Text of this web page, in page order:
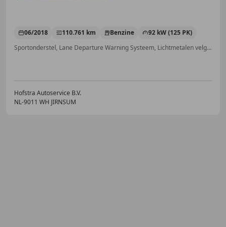
06/2018 110.761 km Benzine
92 kW (125 PK)
Sportonderstel, Lane Departure Warning Systeem, Lichtmetalen velgen, Apple CarPlay, Getinte ramen, Spoiler, Alarm, LED verlichting
Hofstra Autoservice B.V.
NL-9011 WH JIRNSUM